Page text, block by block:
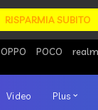
RISPARMIA SUBITO
OPPO POCO
Video Plus